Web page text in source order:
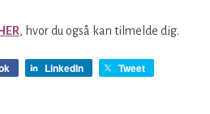
HER, hvor du også kan tilmelde dig.
LinkedIn Tweet